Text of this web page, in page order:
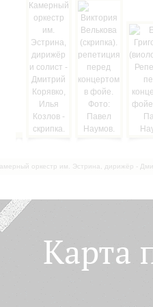
оркестр им. Эстрина, дирижёр -
Карта